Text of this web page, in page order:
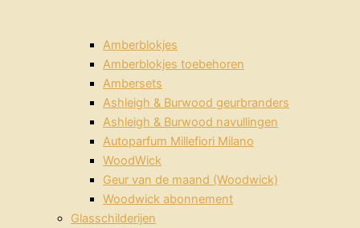
Amberblokjes
Amberblokjes toebehoren
Ambersets
Ashleigh & Burwood geurbranders
Ashleigh & Burwood navullingen
Autoparfum Millefiori Milano
WoodWick
Geur van de maand (Woodwick)
Woodwick abonnement
Glasschilderijen